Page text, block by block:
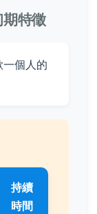
特徵
一個人的
持續
時間